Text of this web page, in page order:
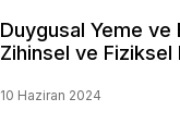
Duygusal Yeme ve
Zihinsel ve Fiziksel
10 Haziran 2024